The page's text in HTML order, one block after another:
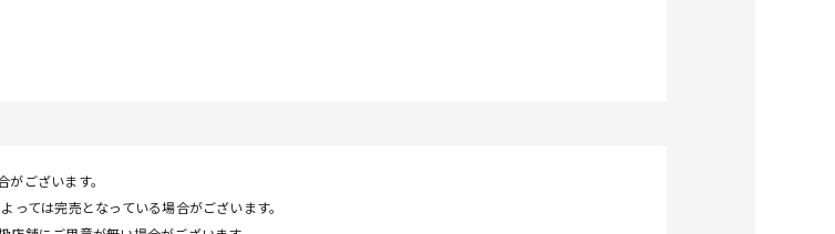
ございます。
ては完売となっている場合がございます。